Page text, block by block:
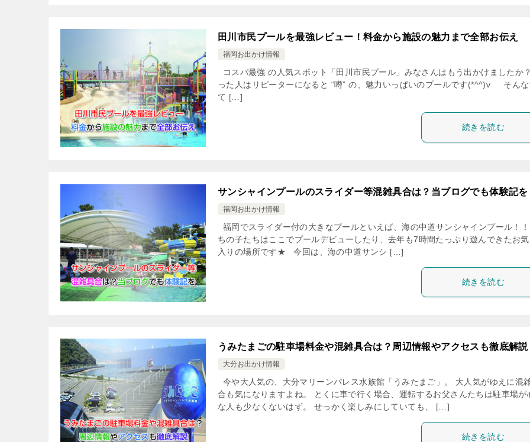
田川市民プールを最強レビュー！料金から施設の魅力まで全部お伝え
福岡お出かけ情報
コスパ最強 の人気スポット「田川市民プール」みなさんはもう出かけましたか
った人はリピーターになると “噂” の、魅力いっぱいのプールです(*^^)v そん
て […]
続きを読む
サンシャインプールのスライダー等混雑具合は？当ブログでも体験記を
福岡お出かけ情報
福岡でスライダー付の大きなプールといえば、海の中道サンシャインプール！
ちの子たちはここでプールデビューしたり、去年も7時間たっぷり遊んできたお
入りの場所です★ 今回は、海の中道サンシ […]
続きを読む
うみたまごの駐車場料金や混雑具合は？周辺情報やアクセスも徹底解説
大分お出かけ情報
今や大人気の、大分マリーンパレス水族館「うみたまご」。 大人気がゆえに混
合も気になりますよね。 とくに車で行く場合、運転するお父さんたちは駐車場が
な人も少なくないはず。 せっかく楽しみにしていても、 […]
続きを読む